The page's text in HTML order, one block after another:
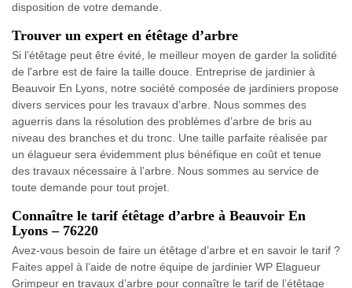
disposition de votre demande.
Trouver un expert en étêtage d’arbre
Si l’étêtage peut être évité, le meilleur moyen de garder la solidité
de l'arbre est de faire la taille douce. Entreprise de jardinier à
Beauvoir En Lyons, notre société composée de jardiniers propose
divers services pour les travaux d’arbre. Nous sommes des
aguerris dans la résolution des problèmes d’arbre de bris au
niveau des branches et du tronc. Une taille parfaite réalisée par
un élagueur sera évidemment plus bénéfique en coût et tenue
des travaux nécessaire à l’arbre. Nous sommes au service de
toute demande pour tout projet.
Connaître le tarif étêtage d’arbre à Beauvoir En
Lyons – 76220
Avez-vous besoin de faire un étêtage d’arbre et en savoir le tarif ?
Faites appel à l’aide de notre équipe de jardinier WP Elagueur
Grimpeur en travaux d’arbre pour connaître le tarif de l’étêtage